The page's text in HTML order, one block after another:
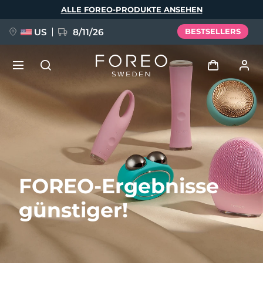
FOREO-Ergebnisse
günstiger!
ALLE FOREO-PRODUKTE ANSEHEN
US 8/11/26 BESTSELLERS
Anmelden
Benutzerkonto
Meine Geräte
Meine Bestellungen
Meine Adressen
Meine Abonnements
NEU
FAQ™ Pure Beauty-Tech Elixir
BREAKING NEWS
Sprache
Deutsch
Español
Français
Italiano
Português
Polski
Svenska
Русский
Türkçe
简体中文 繁體中文
Versandland